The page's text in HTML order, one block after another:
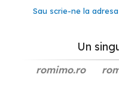
Sau scrie-ne la adresa
Un
romimo.ro